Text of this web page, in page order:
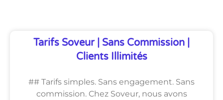
Tarifs Soveur | Sans Commission |
Clients Illimités
## Tarifs simples. Sans engagement. Sans
commission. Chez Soveur, nous avons